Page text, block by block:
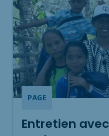
PAGE
Entretien